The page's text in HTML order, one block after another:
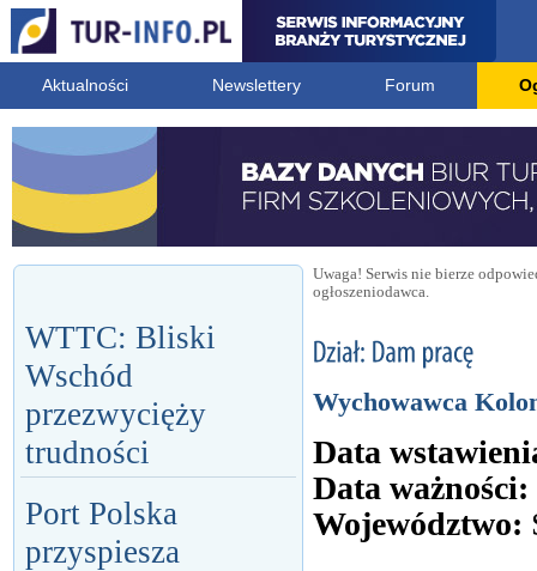
Aktualności Newslettery Forum
WTTC: Bliski
Wschód
przezwycięży
trudności
Port Polska
przyspiesza
Uwaga! Serwis nie bierze
ogłoszeniodawca.
Wychowawca
Data
Data ważności:
Województwo: